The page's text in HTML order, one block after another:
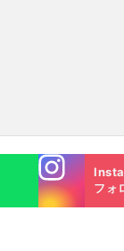
Instagra
m
フォ